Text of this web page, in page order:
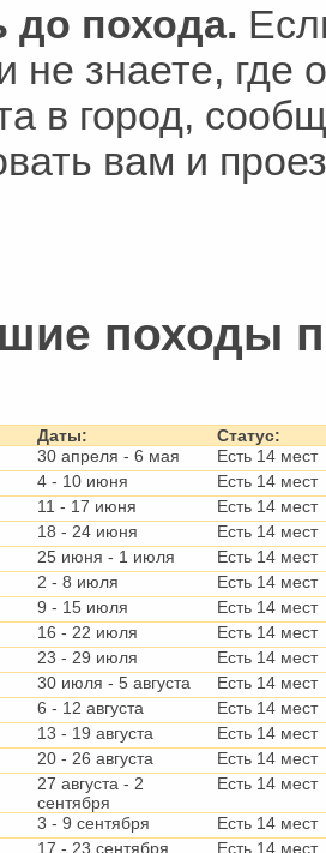
похода.
не знаете, где
в город,
вам и
походы
Даты:
Статус:
30 апреля - 6 мая
Есть 14 мест
4 - 10 июня
Есть 14 мест
11 - 17 июня
Есть 14 мест
18 - 24 июня
Есть 14 мест
25 июня - 1 июля
Есть 14 мест
2 - 8 июля
Есть 14 мест
9 - 15 июля
Есть 14 мест
16 - 22 июля
Есть 14 мест
23 - 29 июля
Есть 14 мест
30 июля - 5 августа
Есть 14 мест
6 - 12 августа
Есть 14 мест
13 - 19 августа
Есть 14 мест
20 - 26 августа
Есть 14 мест
27 августа - 2
сентября
Есть 14 мест
3 - 9 сентября
Есть 14 мест
17 - 23 сентября
Есть 14 мест